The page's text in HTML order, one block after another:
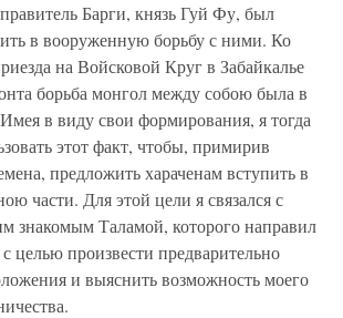
Барги, князь Гуй Фу, был
в вооруженную борьбу с ними. Ко
на Войсковой Круг в Забайкалье
борьба монгол между собою была в
в виду свои формирования, я тогда
этот факт, чтобы, примирив
предложить хараченам вступить в
части. Для этой цели я связался с
знакомым Таламой, которого направил
с целью произвести предварительно
и выяснить возможность моего